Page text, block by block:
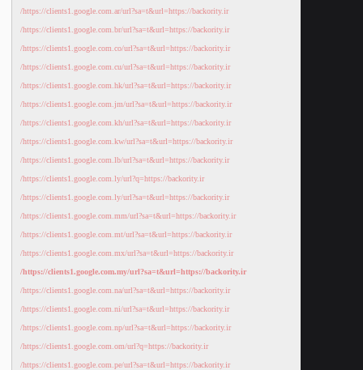
https://clients1.google.com.ar/url?sa=t&url=https://backority.ir/
https://clients1.google.com.br/url?sa=t&url=https://backority.ir/
https://clients1.google.com.co/url?sa=t&url=https://backority.ir/
https://clients1.google.com.cu/url?sa=t&url=https://backority.ir/
https://clients1.google.com.hk/url?sa=t&url=https://backority.ir/
https://clients1.google.com.jm/url?sa=t&url=https://backority.ir/
https://clients1.google.com.kh/url?sa=t&url=https://backority.ir/
https://clients1.google.com.kw/url?sa=t&url=https://backority.ir/
https://clients1.google.com.lb/url?sa=t&url=https://backority.ir/
https://clients1.google.com.ly/url?q=https://backority.ir/
https://clients1.google.com.ly/url?sa=t&url=https://backority.ir/
https://clients1.google.com.mm/url?sa=t&url=https://backority.ir/
https://clients1.google.com.mt/url?sa=t&url=https://backority.ir/
https://clients1.google.com.mx/url?sa=t&url=https://backority.ir/
https://clients1.google.com.my/url?sa=t&url=https://backority.ir/
https://clients1.google.com.na/url?sa=t&url=https://backority.ir/
https://clients1.google.com.ni/url?sa=t&url=https://backority.ir/
https://clients1.google.com.np/url?sa=t&url=https://backority.ir/
https://clients1.google.com.om/url?q=https://backority.ir/
https://clients1.google.com.pe/url?sa=t&url=https://backority.ir/